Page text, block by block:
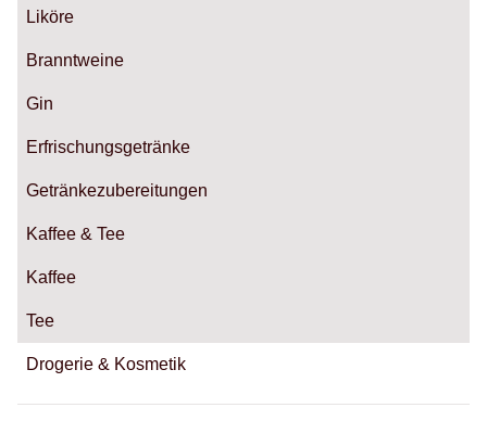
Liköre
Branntweine
Gin
Erfrischungsgetränke
Getränkezubereitungen
Kaffee & Tee
Kaffee
Tee
Drogerie & Kosmetik